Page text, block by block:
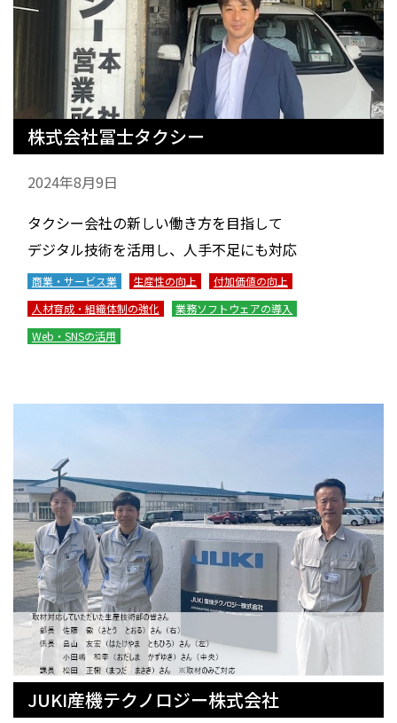
株式会社冨士タクシー
2024年8月9日
タクシー会社の新しい働き方を目指して
デジタル技術を活用し、人手不足にも対応
商業・サービス業 生産性の向上
付加価値の向上
人材育成・組織体制の強化
業務ソフトウェアの導入
Web・SNSの活用
JUKI産機テクノロジー株式会社